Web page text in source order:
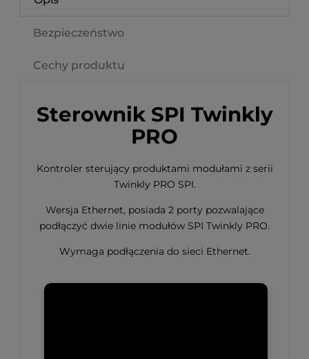
Bezpieczeństwo
Cechy produktu
Sterownik SPI Twinkly
PRO
Kontroler sterujący produktami modułami z serii
Twinkly PRO SPI.
Wersja Ethernet, posiada 2 porty pozwalające
podłączyć dwie linie modułów SPI Twinkly PRO.
Wymaga podłączenia do sieci Ethernet.